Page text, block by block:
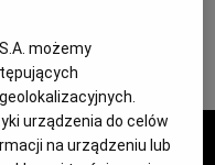
możemy
urządzenia do celów
na urządzeniu lub